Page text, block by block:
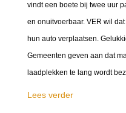
vindt een boete bij twee uur
en onuitvoerbaar. VER wil
hun auto verplaatsen.
Gemeenten geven aan dat
laadplekken te lang wordt
Lees verder